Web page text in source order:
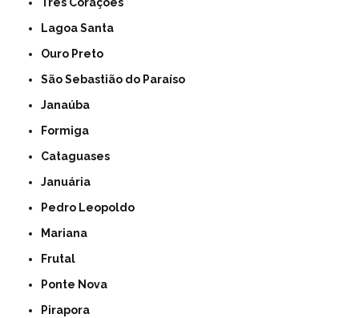
Três Corações
Lagoa Santa
Ouro Preto
São Sebastião do Paraíso
Janaúba
Formiga
Cataguases
Januária
Pedro Leopoldo
Mariana
Frutal
Ponte Nova
Pirapora